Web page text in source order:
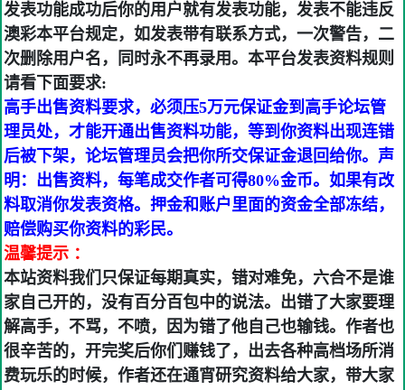
发表功能成功后你的用户就有发表功能，发表不能违反
澳彩本平台规定，如发表带有联系方式，一次警告，二
次删除用户名，同时永不再录用。本平台发表资料规则
请看下面要求:
高手出售资料要求，必须压5万元保证金到高手论坛管
理员处，才能开通出售资料功能，等到你资料出现连错
后被下架，论坛管理员会把你所交保证金退回给你。声
明：出售资料，每笔成交作者可得80%金币。如果有改
料取消你发表资格。押金和账户里面的资金全部冻结，
赔偿购买你资料的彩民。
温馨提示 ：
本站资料我们只保证每期真实，错对难免，六合不是谁
家自己开的，没有百分百包中的说法。出错了大家要理
解高手，不骂，不喷，因为错了他自己也输钱。作者也
很辛苦的，开完奖后你们赚钱了，出去各种高档场所消
费玩乐的时候，作者还在通宵研究资料给大家，带大家